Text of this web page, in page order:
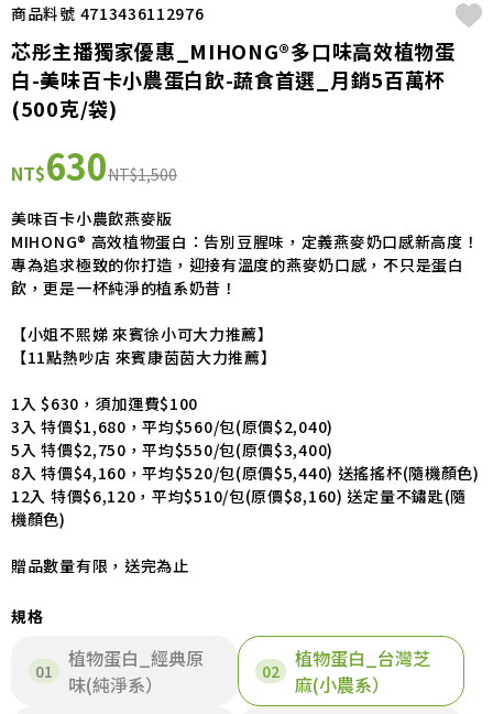
商品料號 4713436112976
芯彤主播獨家優惠_MIHONG®多口味高效植物蛋
白-美味百卡小農蛋白飲-蔬食首選_月銷5百萬杯
(500克/袋)
NT$630NT$1,500
美味百卡小農飲燕麥版
MIHONG® 高效植物蛋白：告別豆腥味，定義燕麥奶口感新高度！
專為追求極致的你打造，迎接有溫度的燕麥奶口感，不只是蛋白
飲，更是一杯純淨的植系奶昔！
【小姐不熙娣 來賓徐小可大力推薦】
【11點熱吵店 來賓康茵茵大力推薦】
1入 $630，須加運費$100
3入 特價$1,680，平均$560/包(原價$2,040)
5入 特價$2,750，平均$550/包(原價$3,400)
8入 特價$4,160，平均$520/包(原價$5,440) 送搖搖杯(隨機顏色)
12入 特價$6,120，平均$510/包(原價$8,160) 送定量不鏽匙(隨
機顏色)
贈品數量有限，送完為止
規格
植物蛋白_經典原
味(純淨系）
植物蛋白_台灣芝
麻(小農系）